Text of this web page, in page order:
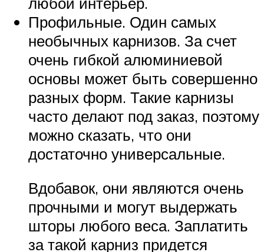
Профильные. Один самых
необычных карнизов. За счет
очень гибкой алюминиевой
основы может быть совершенно
разных форм. Такие карнизы
часто делают под заказ, поэтому
можно сказать, что они
достаточно универсальные.
Вдобавок, они являются очень
прочными и могут выдержать
шторы любого веса. Заплатить
за такой карниз придется